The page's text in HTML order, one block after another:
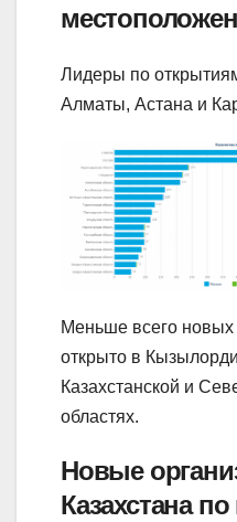
Лидеры по
Алматы, Астана и
Меньше всего
открыто в
Казахстанской и
областях.
Новые
Казахстана